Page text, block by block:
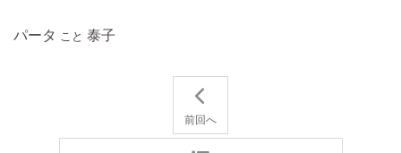
パータ こと 泰子
前回へ